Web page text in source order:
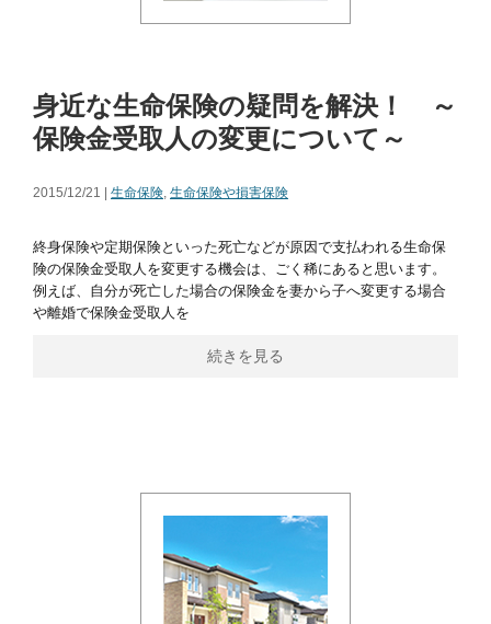
身近な生命保険の疑問を解決！ ～
保険金受取人の変更について～
2015/12/21 | 生命保険, 生命保険や損害保険
終身保険や定期保険といった死亡などが原因で支払われる生命保
険の保険金受取人を変更する機会は、ごく稀にあると思います。
例えば、自分が死亡した場合の保険金を妻から子へ変更する場合
や離婚で保険金受取人を
続きを見る